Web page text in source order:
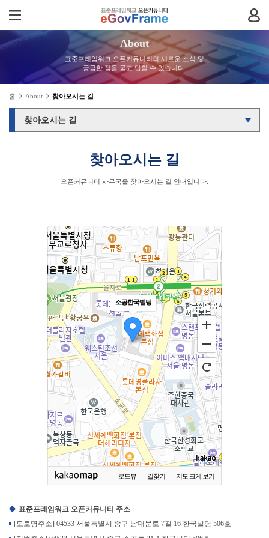
About
표준프레임워크 오픈커뮤니티의 새로운 소식 및
궁금한 점을 묻고 답할 수 있습니다.
홈 About 찾아오시는 길
찾아오시는 길
오픈커뮤니티 사무국을 찾아오시는 길 안내입니다.
소공한국빌딩
로드뷰 길찾기 지도 크게 보기
표준프레임워크 오픈커뮤니티 주소
[도로명주소] 04533 서울특별시 중구 남대문로 7길 16 한국빌딩 506호